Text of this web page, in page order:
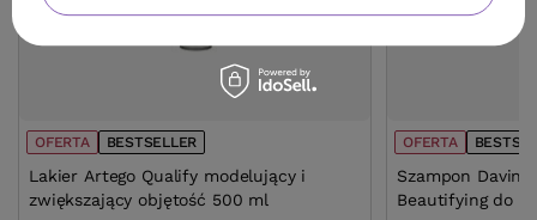
OFERTA BESTSELLER
Lakier Artego Qualify modelujący i
zwiększający objętość 500 ml
OFERTA
Szampon
Beautifying do